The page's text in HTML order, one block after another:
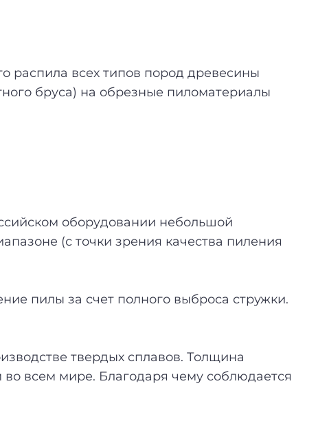
распила всех типов пород древесины
бруса) на обрезные пиломатериалы
оборудовании небольшой
(с точки зрения качества пиления
пилы за счет полного выброса стружки.
твердых сплавов. Толщина
всем мире. Благодаря чему соблюдается